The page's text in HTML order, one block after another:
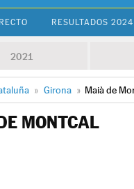
RESULTADOS 2024
2021
» Girona » Maià de
MONTCAL